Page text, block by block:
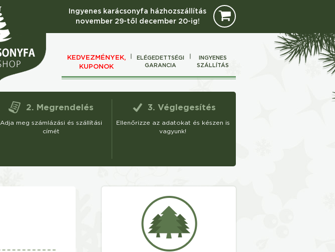
Ingyenes karácsonyfa házhozszállítás
november 29-től december 20-ig!
KEDVEZMÉNYEK,
KUPONOK
ELÉGEDETTSÉGI
GARANCIA
INGYENES
SZÁLLÍTÁS
2. Megrendelés
Adja meg számlázási és szállítási
címét
3. Véglegesítés
Ellenőrizze az adatokat és készen is
vagyunk!